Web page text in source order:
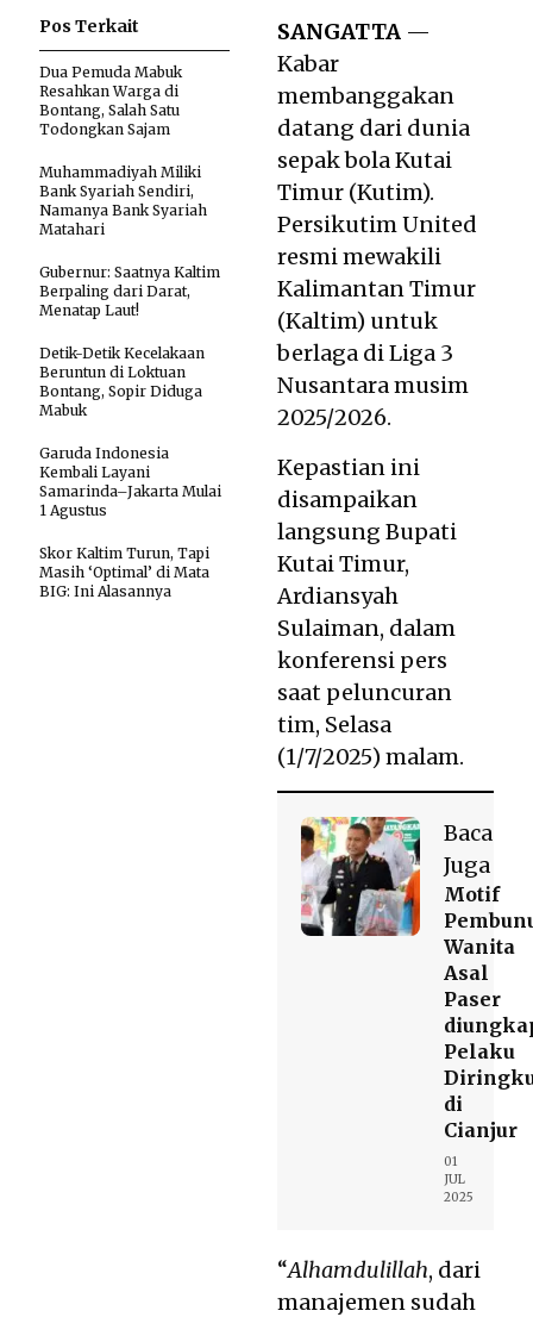
SANGATTA —
Kabar
membanggakan
datang dari dunia
sepak bola Kutai
Timur (Kutim).
Persikutim United
resmi mewakili
Kalimantan Timur
(Kaltim) untuk
berlaga di Liga 3
Nusantara musim
2025/2026.
Kepastian ini
disampaikan
langsung Bupati
Kutai Timur,
Ardiansyah
Sulaiman, dalam
konferensi pers
saat peluncuran
tim, Selasa
(1/7/2025) malam.
Baca
Juga
Motif
Wanita
Asal
Paser
Pelaku
di
Cianjur
01
JUL
2025
“Alhamdulillah, dari
manajemen sudah
Pos Terkait
Dua Pemuda Mabuk
Resahkan Warga di
Bontang, Salah Satu
Todongkan Sajam
Muhammadiyah Miliki
Bank Syariah Sendiri,
Namanya Bank Syariah
Matahari
Gubernur: Saatnya Kaltim
Berpaling dari Darat,
Menatap Laut!
Detik-Detik Kecelakaan
Beruntun di Loktuan
Bontang, Sopir Diduga
Mabuk
Garuda Indonesia
Kembali Layani
Samarinda–Jakarta Mulai
1 Agustus
Skor Kaltim Turun, Tapi
Masih ‘Optimal’ di Mata
BIG: Ini Alasannya